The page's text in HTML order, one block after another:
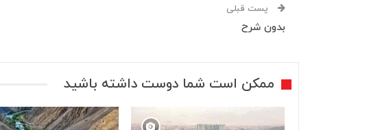
پست قبلی
بدون شرح
ممکن است شما دوست داشته باشید